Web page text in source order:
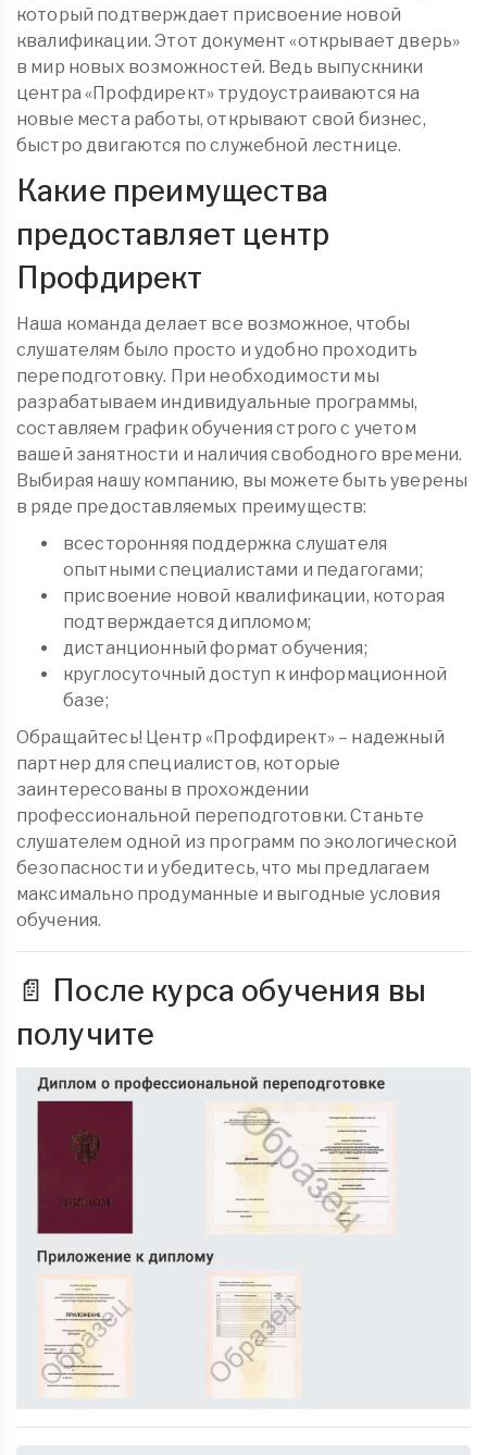
который подтверждает присвоение новой
квалификации. Этот документ «открывает дверь»
в мир новых возможностей. Ведь выпускники
центра «Профдирект» трудоустраиваются на
новые места работы, открывают свой бизнес,
быстро двигаются по служебной лестнице.
Какие преимущества
предоставляет центр
Профдирект
Наша команда делает все возможное, чтобы
слушателям было просто и удобно проходить
переподготовку. При необходимости мы
разрабатываем индивидуальные программы,
составляем график обучения строго с учетом
вашей занятности и наличия свободного времени.
Выбирая нашу компанию, вы можете быть уверены
в ряде предоставляемых преимуществ:
всесторонняя поддержка слушателя
опытными специалистами и педагогами;
присвоение новой квалификации, которая
подтверждается дипломом;
дистанционный формат обучения;
круглосуточный доступ к информационной
базе;
Обращайтесь! Центр «Профдирект» – надежный
партнер для специалистов, которые
заинтересованы в прохождении
профессиональной переподготовки. Станьте
слушателем одной из программ по экологической
безопасности и убедитесь, что мы предлагаем
максимально продуманные и выгодные условия
обучения.
📄 После курса обучения вы
получите